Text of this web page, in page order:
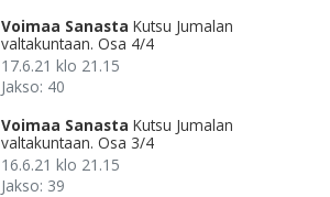
Voimaa Sanasta Kutsu Jumalan
valtakuntaan. Osa 4/4
17.6.21 klo 21.15
Jakso: 40
Voimaa Sanasta Kutsu Jumalan
valtakuntaan. Osa 3/4
16.6.21 klo 21.15
Jakso: 39